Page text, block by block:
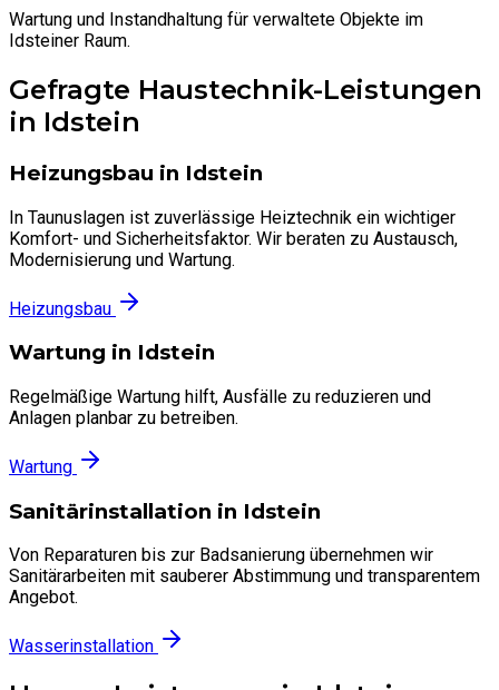
Wartung und Instandhaltung für verwaltete Objekte im
Idsteiner Raum.
Gefragte Haustechnik-Leistungen
in Idstein
Heizungsbau in Idstein
In Taunuslagen ist zuverlässige Heiztechnik ein wichtiger
Komfort- und Sicherheitsfaktor. Wir beraten zu Austausch,
Modernisierung und Wartung.
Heizungsbau
Wartung in Idstein
Regelmäßige Wartung hilft, Ausfälle zu reduzieren und
Anlagen planbar zu betreiben.
Wartung
Sanitärinstallation in Idstein
Von Reparaturen bis zur Badsanierung übernehmen wir
Sanitärarbeiten mit sauberer Abstimmung und transparentem
Angebot.
Wasserinstallation